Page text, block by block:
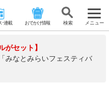
･連載 おでかけ情報 検 索 メニュー
がセット】
みなとみらいフェスティバ